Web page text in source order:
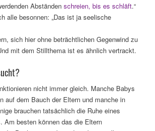
Abständen schreien, bis es schläft.“
alle besonnen: „Das ist ja seelische
sich hier ohne beträchtlichen Gegenwind zu
mit dem Stillthema ist es ähnlich vertrackt.
nicht immer gleich. Manche Babys
auf dem Bauch der Eltern und manche in
brauchen tatsächlich die Ruhe eines
Am besten können das die Eltern